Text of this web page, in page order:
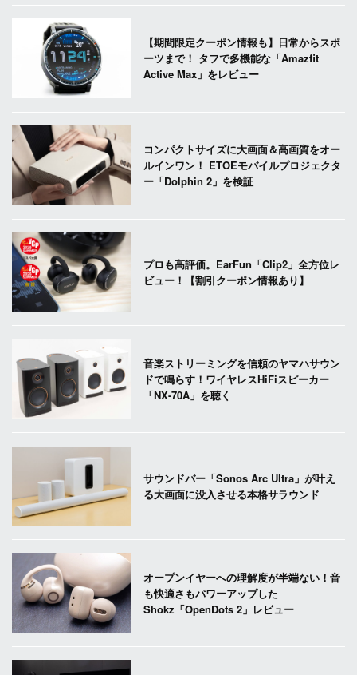
【期間限定クーポン情報も】日常からスポ
ーツまで！ タフで多機能な「Amazfit
Active Max」をレビュー
コンパクトサイズに大画面＆高画質をオー
ルインワン！ ETOEモバイルプロジェクタ
ー「Dolphin 2」を検証
プロも高評価。EarFun「Clip2」全方位レ
ビュー！【割引クーポン情報あり】
音楽ストリーミングを信頼のヤマハサウン
ドで鳴らす！ワイヤレスHiFiスピーカー
「NX-70A」を聴く
サウンドバー「Sonos Arc Ultra」が叶え
る大画面に没入させる本格サラウンド
オープンイヤーへの理解度が半端ない！音
も快適さもパワーアップした
Shokz「OpenDots 2」レビュー